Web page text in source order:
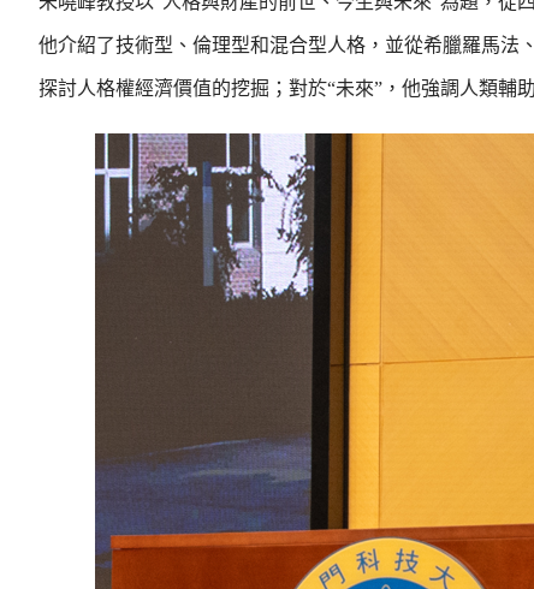
他介紹了技術型、倫理型和混合型人格，並從希臘羅馬法
探討人格權經濟價值的挖掘；對於“未來”，他強調人類輔